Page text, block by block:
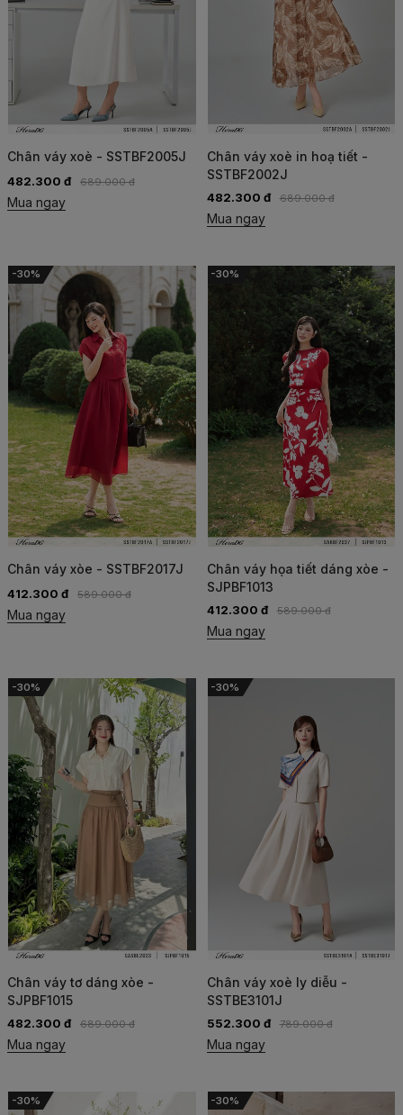
Chân váy xoè - SSTBF2005J
482.300 đ 689.000 đ
Mua ngay
Chân váy xoè in hoạ tiết -
SSTBF2002J
482.300 đ 689.000 đ
Mua ngay
-30%
Chân váy xòe - SSTBF2017J
412.300 đ 589.000 đ
Mua ngay
-30%
Chân váy họa tiết dáng xòe -
SJPBF1013
412.300 đ 589.000 đ
Mua ngay
-30%
Chân váy tơ dáng xòe -
SJPBF1015
482.300 đ 689.000 đ
Mua ngay
-30%
Chân váy xoè ly diễu -
SSTBE3101J
552.300 đ 789.000 đ
Mua ngay
-30% -30%